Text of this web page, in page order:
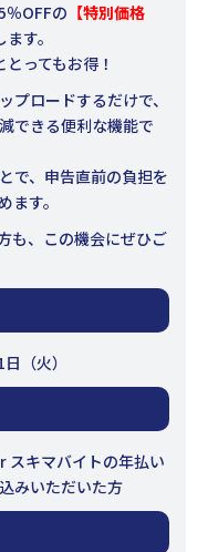
％OFFの 【特別価格
す。
とってもお得！
プロードするだけで、
できる便利な機能で
で、申告直前の負担を
す。
も、この機会にぜひご
（火）
スキマバイトの年払い
みいただいた方